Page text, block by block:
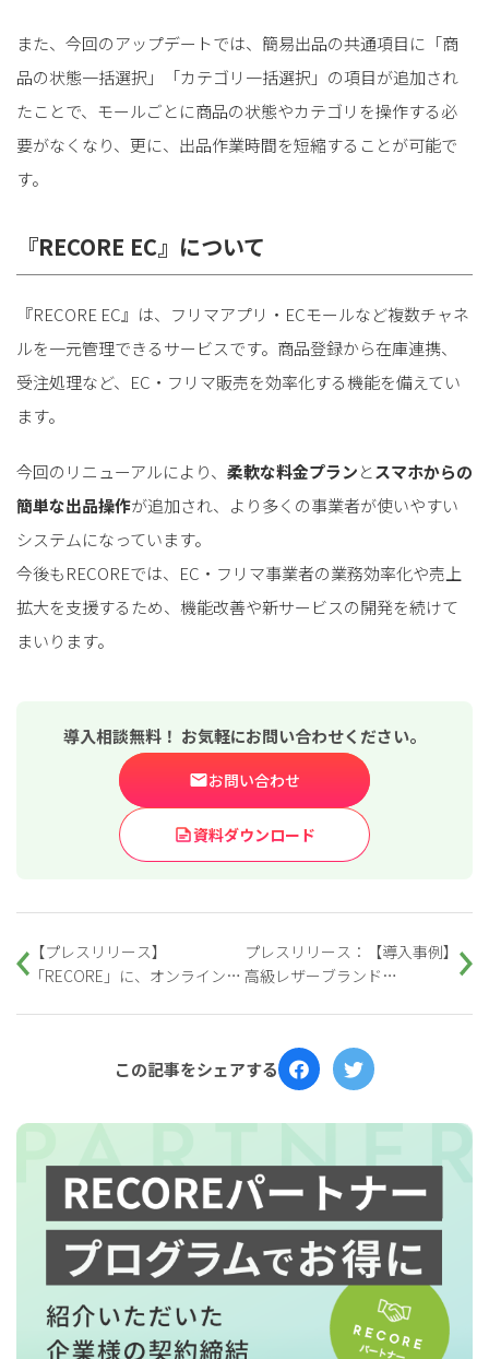
また、今回のアップデートでは、簡易出品の共通項目に「商
品の状態一括選択」「カテゴリ一括選択」の項目が追加され
たことで、モールごとに商品の状態やカテゴリを操作する必
要がなくなり、更に、出品作業時間を短縮することが可能で
す。
『RECORE EC』について
『RECORE EC』は、フリマアプリ・ECモールなど複数チャネ
ルを一元管理できるサービスです。商品登録から在庫連携、
受注処理など、EC・フリマ販売を効率化する機能を備えてい
ます。
今回のリニューアルにより、 柔軟な料金プランとスマホからの
簡単な出品操作が追加され、より多くの事業者が使いやすい
システムになっています。
今後もRECOREでは、EC・フリマ事業者の業務効率化や売上
拡大を支援するため、機能改善や新サービスの開発を続けて
まいります。
導入相談無料！ お気軽にお問い合わせください。
お問い合わせ
資料ダウンロード
【プレスリリース】
「RECORE」に、オンライン販
プレスリリース：【導入事例】
高級レザーブランド
「RECORE」導入
この記事をシェアする